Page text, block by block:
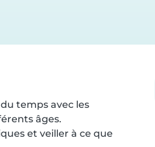
temps avec les
âges.
et veiller à ce que